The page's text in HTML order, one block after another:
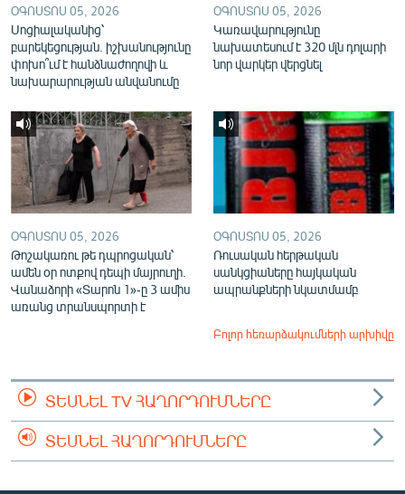
ՕԳՈՍՏՈՍ 05, 2026
Սոցիալականից՝
բարեկեցության. իշխանությունը
փոխո՞ւմ է հանձնաժողովի և
նախարարության անվանումը
ՕԳՈՍՏՈՍ 05, 2026
Կառավարությունը
նախատեսում է 320 մլն դոլարի
նոր վարկեր վերցնել
ՕԳՈՍՏՈՍ 05, 2026
Թոշակառու թե դպրոցական՝
ամեն օր ոտքով դեպի մայրուղի.
Վանաձորի «Տարոն 1»-ը 3 ամիս
առանց տրանսպորտի է
ՕԳՈՍՏՈՍ 05, 2026
Ռուսական հերթական
սանկցիաները հայկական
ապրանքների նկատմամբ
Բոլոր հեռարձակումների արխիվը
ՏԵՍՆԵԼ TV ՀԱՂՈՐԴՈՒՄՆԵՐԸ
ՏԵՍՆԵԼ ՀԱՂՈՐԴՈՒՄՆԵՐԸ